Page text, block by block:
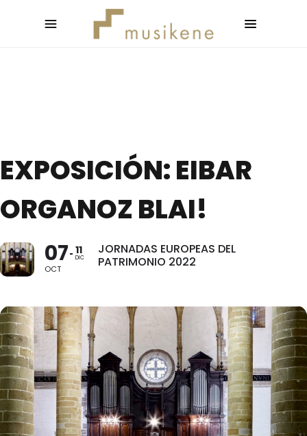
EXPOSICIÓN: EIBAR
ORGANOZ BLAI!
07
OCT
11
DIC
JORNADAS EUROPEAS DEL
PATRIMONIO 2022